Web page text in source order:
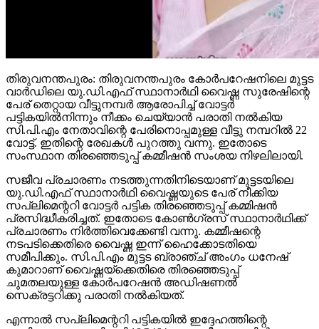
തിരുവനന്തപുരം: തിരുവനന്തപുരം കോര്‍പറേഷനിലെ മുട്ടട
വാര്‍ഡിലെ യു.ഡി.എഫ് സ്ഥാനാര്‍ഥി വൈഷ്ണ സുരേഷിന്റെ
പേര് തെറ്റായ വീട്ടുനമ്പര്‍ ആരോപിച്ച് വോട്ടര്‍
പട്ടികയില്‍നിന്നും നീക്കം ചെയ്യാന്‍ പരാതി നല്‍കിയ
സി.പി.എം നേതാവിന്റെ പേരിനൊപ്പമുള്ള വീട്ടു നമ്പറില്‍ 22
വോട്ട്. ഇതിന്റെ രേഖകള്‍ പുറത്തു വന്നു. ഇതോടെ
സംസ്ഥാന തിരഞ്ഞെടുപ്പ് കമ്മീഷന്‍ സംശയ നിഴലിലായി.
സജീവ പ്രചാരണം നടത്തുന്നതിനിടെയാണ് മുട്ടടയിലെ
യു.ഡി.എഫ് സ്ഥാനാര്‍ഥി വൈഷ്ണയുടെ പേര് നീക്കിയ
സപ്ലിമെന്ററി വോട്ടര്‍ പട്ടിക തിരഞ്ഞെടുപ്പ് കമ്മിഷന്‍
പ്രസിദ്ധീകരിച്ചത്. ഇതോടെ കോണ്‍ഗ്രസ് സ്ഥാനാര്‍ഥിക്ക്
പ്രചാരണം നിര്‍ത്തിവെക്കേണ്ടി വന്നു. കമ്മീഷന്റെ
നടപടിക്കെതിരെ വൈഷ്ണ ഇന്ന് ഹൈക്കോടതിയെ
സമീപിക്കും. സി.പി.എം മുട്ടട ബ്രാഞ്ച് അംഗം ധനേഷ്
കുമാറാണ് വൈഷ്ണയ്ക്കെതിരെ തിരഞ്ഞെടുപ്പ്
ചുമതലയുള്ള കോര്‍പറേഷന്‍ അഡിഷണല്‍
സെക്രട്ടറിക്കു പരാതി നല്‍കിയത്.
എന്നാല്‍ സപ്ലിമെന്ററി പട്ടികയില്‍ ഇദ്ദേഹത്തിന്റെ